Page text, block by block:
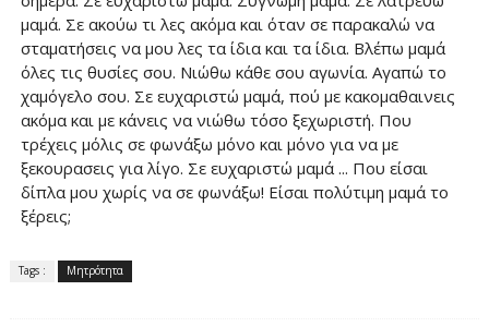
μαμά. Σε ακούω τι λες ακόμα και όταν σε παρακαλώ να
σταματήσεις να μου λες τα ίδια και τα ίδια. Βλέπω μαμά
όλες τις θυσίες σου. Νιώθω κάθε σου αγωνία. Αγαπώ το
χαμόγελο σου. Σε ευχαριστώ μαμά, πού με κακομαθαινεις
ακόμα και με κάνεις να νιώθω τόσο ξεχωριστή. Που
τρέχεις μόλις σε φωνάξω μόνο και μόνο για να με
ξεκουρασεις για λίγο. Σε ευχαριστώ μαμά ... Που είσαι
δίπλα μου χωρίς να σε φωνάξω! Είσαι πολύτιμη μαμά το
ξέρεις;
Tags : Μητρότητα